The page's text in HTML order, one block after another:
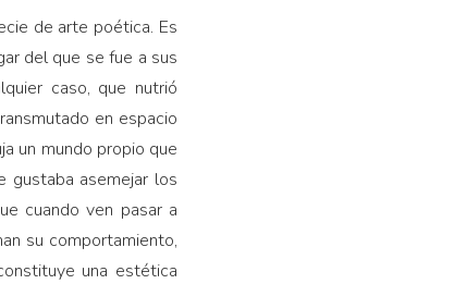
de arte poética. Es
del que se fue a sus
caso, que nutrió
en espacio
un mundo propio que
gustaba asemejar los
cuando ven pasar a
su comportamiento,
una estética